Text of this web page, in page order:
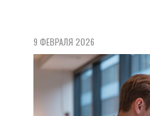
9 ФЕВРАЛЯ 2026